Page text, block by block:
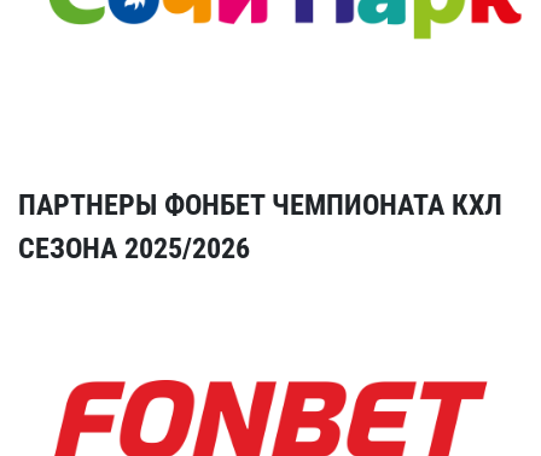
ПАРТНЕРЫ ФОНБЕТ ЧЕМПИОНАТА КХЛ
СЕЗОНА 2025/2026